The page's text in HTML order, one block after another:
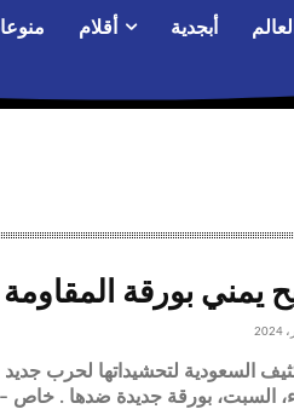
أبجدية أقلام
يمني بورقة
السعودية لتحشيداتها لحرب